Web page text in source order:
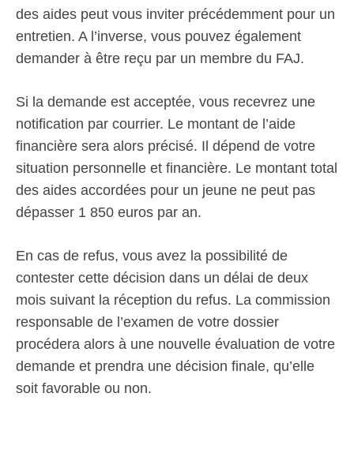
des aides peut vous inviter précédemment pour un
entretien. A l’inverse, vous pouvez également
demander à être reçu par un membre du FAJ.
Si la demande est acceptée, vous recevrez une
notification par courrier. Le montant de l’aide
financière sera alors précisé. Il dépend de votre
situation personnelle et financière. Le montant total
des aides accordées pour un jeune ne peut pas
dépasser 1 850 euros par an.
En cas de refus, vous avez la possibilité de
contester cette décision dans un délai de deux
mois suivant la réception du refus. La commission
responsable de l’examen de votre dossier
procédera alors à une nouvelle évaluation de votre
demande et prendra une décision finale, qu’elle
soit favorable ou non.